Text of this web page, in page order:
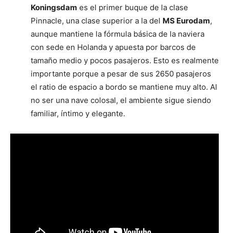
Koningsdam es el primer buque de la clase
Pinnacle, una clase superior a la del MS Eurodam,
aunque mantiene la fórmula básica de la naviera
con sede en Holanda y apuesta por barcos de
tamaño medio y pocos pasajeros. Esto es realmente
importante porque a pesar de sus 2650 pasajeros
el ratio de espacio a bordo se mantiene muy alto. Al
no ser una nave colosal, el ambiente sigue siendo
familiar, íntimo y elegante.